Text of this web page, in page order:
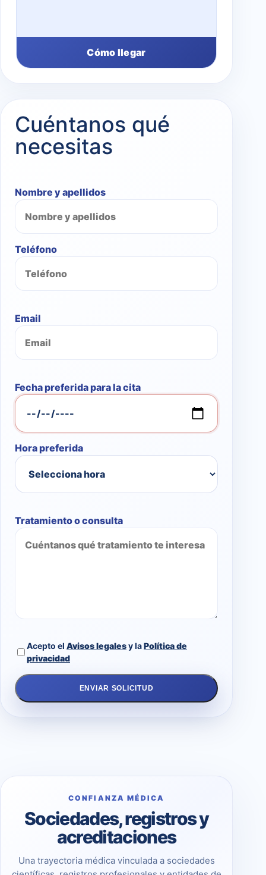
Cómo llegar
Cuéntanos qué
necesitas
Nombre y apellidos
Teléfono
Email
Fecha preferida para la cita
Hora preferida
Tratamiento o consulta
Acepto el Avisos legalesy laPolítica de
privacidad
ENVIAR SOLICITUD
CONFIANZA MÉDICA
Sociedades, registros y
acreditaciones
Una trayectoria médica vinculada a sociedades